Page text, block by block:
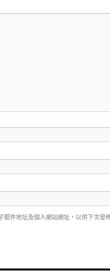
郵件地址及個人網站網址，以供下次發